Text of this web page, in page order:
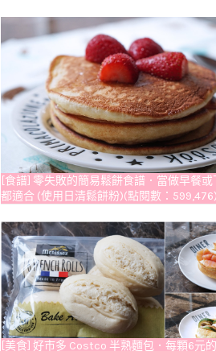
[食譜] 零失敗的簡易鬆餅食譜．當做早餐
都適合 (使用日清鬆餅粉)(點閱數：599,476)
[美食] 好市多 Costco 半熟麵包．每顆6元